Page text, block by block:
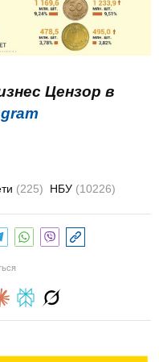
Цензор в
(225) НБУ (10226)